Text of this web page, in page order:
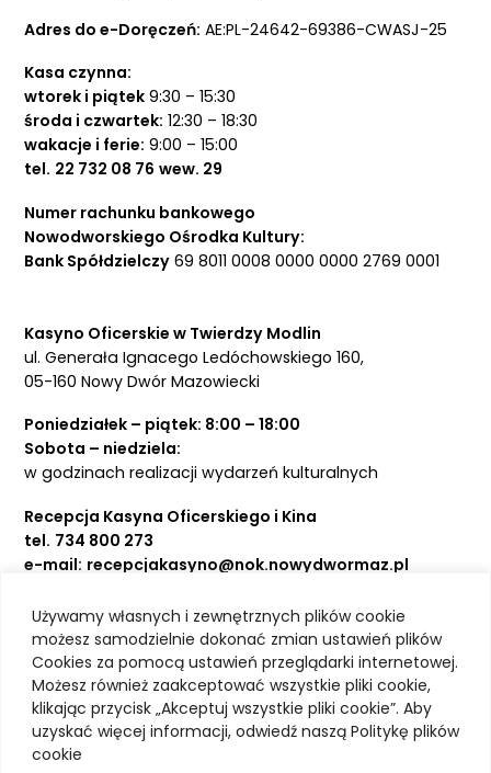
Używamy własnych i zewnętrznych plików cookie
możesz samodzielnie dokonać zmian ustawień plików
Cookies za pomocą ustawień przeglądarki internetowej.
Możesz również zaakceptować wszystkie pliki cookie,
klikając przycisk „Akceptuj wszystkie pliki cookie”. Aby
uzyskać więcej informacji, odwiedź naszą Politykę plików
cookie
Adres do e-Doręczeń: AE:PL-24642-69386-CWASJ-25
Kasa czynna:
wtorek i piątek9:30 – 15:30
środa i czwartek: 12:30 – 18:30
wakacje i ferie: 9:00 – 15:00
tel. 22 732 08 76 wew. 29
Numer rachunku bankowego
Nowodworskiego Ośrodka Kultury:
Bank Spółdzielczy69 8011 0008 0000 0000 2769 0001
Kasyno Oficerskie w Twierdzy Modlin
ul. Generała Ignacego Ledóchowskiego 160,
05-160 Nowy Dwór Mazowiecki
Poniedziałek – piątek: 8:00 – 18:00
Sobota – niedziela:
w godzinach realizacji wydarzeń kulturalnych
Recepcja Kasyna Oficerskiego i Kina
tel. 734 800 273
e-mail: recepcjakasyno@nok.nowydwormaz.pl
Aktualności
Kasyno Oficerskie
Kino
Bilety
Zajęcia stałe